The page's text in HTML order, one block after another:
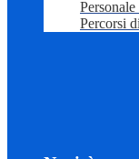
Percorsi